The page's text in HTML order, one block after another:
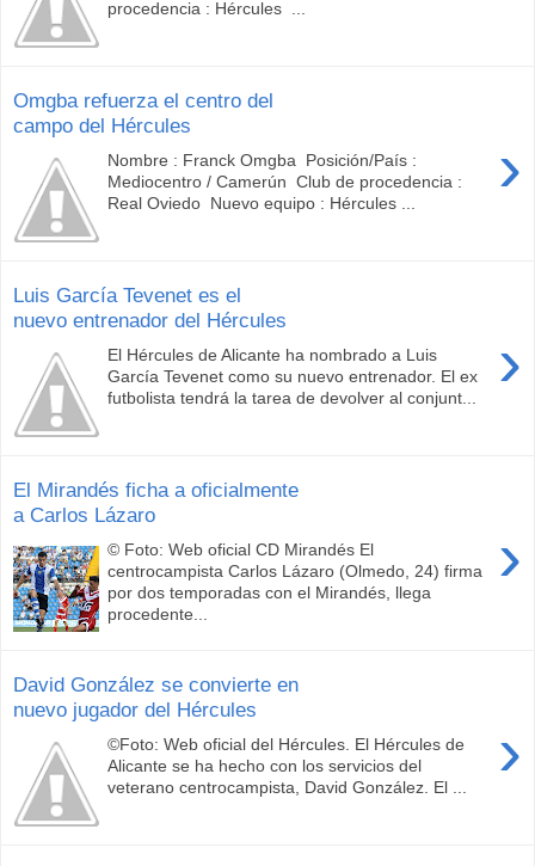
procedencia : Hércules ...
Omgba refuerza el centro del
campo del Hércules
›
Nombre : Franck Omgba Posición/País :
Mediocentro / Camerún Club de procedencia :
Real Oviedo Nuevo equipo : Hércules ...
Luis García Tevenet es el
nuevo entrenador del Hércules
›
El Hércules de Alicante ha nombrado a Luis
García Tevenet como su nuevo entrenador. El ex
futbolista tendrá la tarea de devolver al conjunt...
El Mirandés ficha a oficialmente
a Carlos Lázaro
›
© Foto: Web oficial CD Mirandés El
centrocampista Carlos Lázaro (Olmedo, 24) firma
por dos temporadas con el Mirandés, llega
procedente...
David González se convierte en
nuevo jugador del Hércules
›
©Foto: Web oficial del Hércules. El Hércules de
Alicante se ha hecho con los servicios del
veterano centrocampista, David González. El ...